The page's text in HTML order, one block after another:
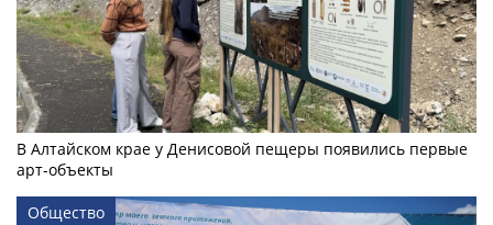
В Алтайском крае у Денисовой пещеры появились первые
арт-объекты
Общество